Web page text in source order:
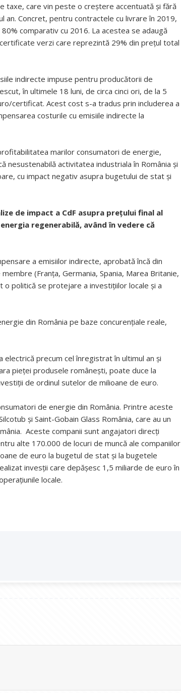
taxe, care vin peste o creștere accentuată și fără
an. Concret, pentru contractele cu livrare în 2019,
comparativ cu 2016. La acestea se adaugă
verzi care reprezintă 29% din prețul total
indirecte impuse pentru producătorii de
în ultimele 18 luni, de circa cinci ori, de la 5
certificat. Acest cost s-a tradus prin includerea a
costurile cu emisiile indirecte la
marilor consumatori de energie,
nesustenabilă activitatea industriala în România și
cu impact negativ asupra bugetului de stat și
de impact a CdF asupra prețului final al
regenerabilă, având în vedere că
a emisiilor indirecte, aprobată încă din
(Franța, Germania, Spania, Marea Britanie,
o politică se protejare a investițiilor locale și a
din România pe baze concurențiale reale,
precum cel înregistrat în ultimul an și
pieței produsele românești, poate duce la
de ordinul sutelor de milioane de euro.
de energie din România. Printre aceste
și Saint-Gobain Glass România, care au un
Aceste companii sunt angajatori direcți
alte 170.000 de locuri de muncă ale companiilor
de euro la bugetul de stat și la bugetele
invesții care depășesc 1,5 miliarde de euro în
locale.